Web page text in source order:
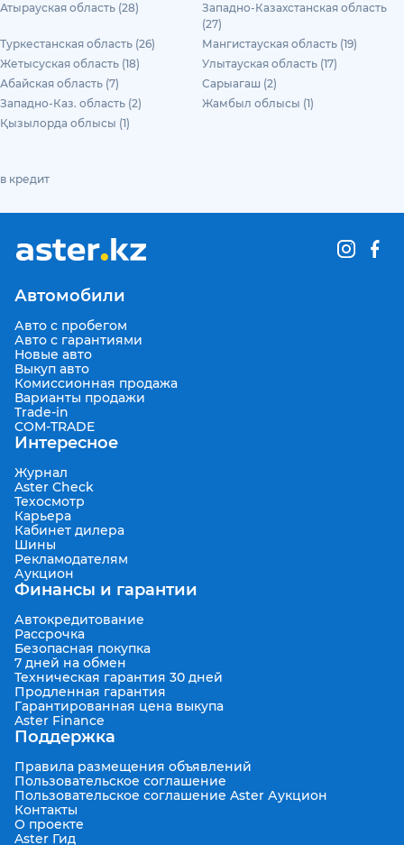
Атырауская область (28)
Западно-Казахстанская область
(27)
Туркестанская область (26)
Мангистауская область (19)
Жетысуская область (18)
Улытауская область (17)
Абайская область (7)
Сарыагаш (2)
Западно-Каз. область (2)
Жамбыл облысы (1)
Қызылорда облысы (1)
в кредит
Автомобили
Авто с пробегом
Авто с гарантиями
Новые авто
Выкуп авто
Комиссионная продажа
Варианты продажи
Trade-in
COM-TRADE
Интересное
Журнал
Aster Check
Техосмотр
Карьера
Кабинет дилера
Шины
Рекламодателям
Аукцион
Финансы и гарантии
Автокредитование
Рассрочка
Безопасная покупка
7 дней на обмен
Техническая гарантия 30 дней
Продленная гарантия
Гарантированная цена выкупа
Aster Finance
Поддержка
Правила размещения объявлений
Пользовательское соглашение
Пользовательское соглашение Aster Аукцион
Контакты
О проекте
Aster Гид